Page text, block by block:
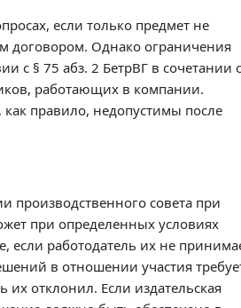
если только предмет не
договором. Однако ограничения
с § 75 абз. 2 БетрВГ в сочетании с
работающих в компании.
правило, недопустимы после
производственного совета при
при определенных условиях
работодатель их не
в отношении участия
отклонил. Если издательская